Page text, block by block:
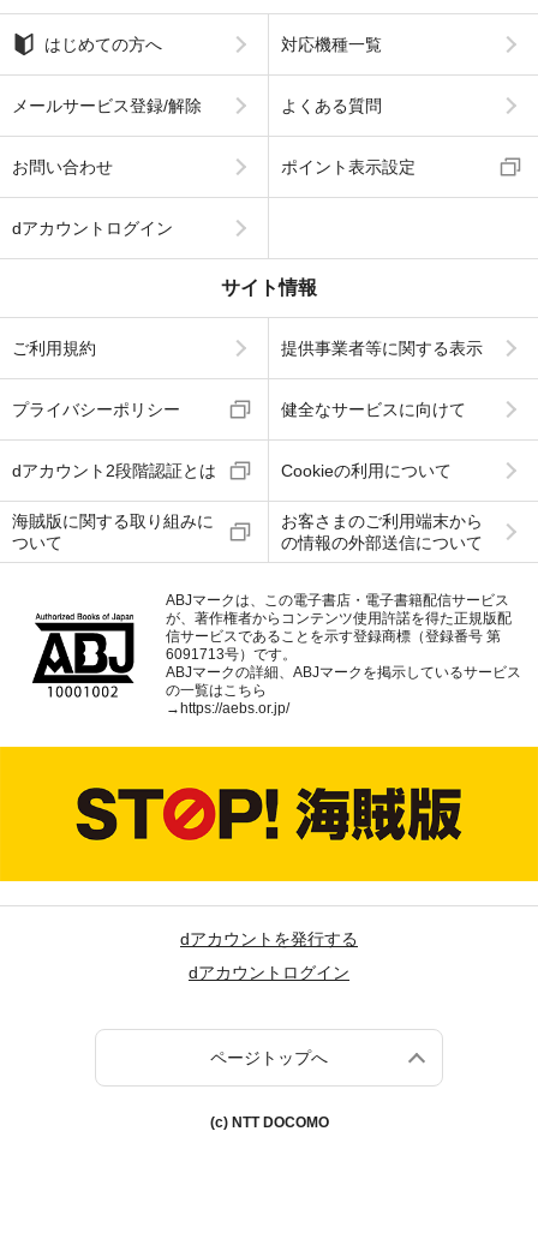
はじめての方へ 対応機種一覧
メールサービス登録/解除 よくある質問
お問い合わせ ポイント表示設定
dアカウントログイン
サイト情報
ご利用規約 提供事業者等に関する表示
プライバシーポリシー 健全なサービスに向けて
dアカウント2段階認証とは Cookieの利用について
海賊版に関する取り組みに
ついて
お客さまのご利用端末から
の情報の外部送信について
ABJマークは、この電子書店・電子書籍配信サービス
が、著作権者からコンテンツ使用許諾を得た正規版配
信サービスであることを示す登録商標（登録番号 第
6091713号）です。
ABJマークの詳細、ABJマークを掲示しているサービス
の一覧はこちら
→ https://aebs.or.jp/
dアカウントを発行する
dアカウントログイン
ページトップへ
(c) NTT DOCOMO